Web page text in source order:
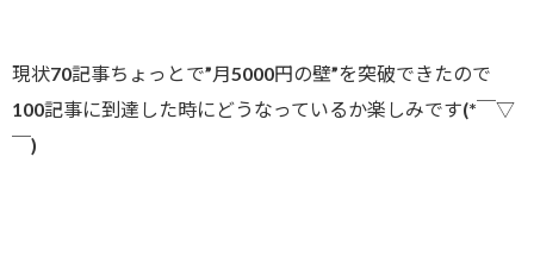
現状70記事ちょっとで”月5000円の壁”を突破できたので
100記事に到達した時にどうなっているか楽しみです(*￣▽
￣)